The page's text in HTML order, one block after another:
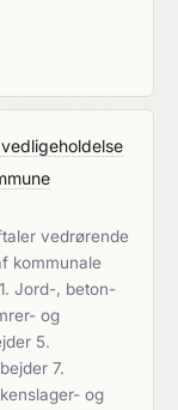
vedrørende
kommunale
Jord-, beton-
og
5.
7.
og